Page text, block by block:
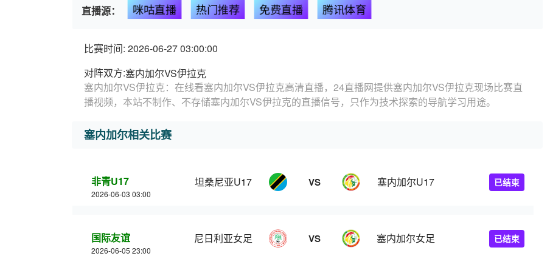
直播源： 咪咕直播 热门推荐 免费直播 腾讯体育
比赛时间: 2026-06-27 03:00:00
对阵双方:塞内加尔VS伊拉克
塞内加尔VS伊拉克：在线看塞内加尔VS伊拉克高清直播，24直播网提供塞内加尔VS伊拉克现场比赛直
播视频，本站不制作、不存储塞内加尔VS伊拉克的直播信号，只作为技术探索的导航学习用途。
塞内加尔相关比赛
非青U17
2026-06-03 03:00
坦桑尼亚U17 VS 塞内加尔U17 已结束
国际友谊
2026-06-05 23:00
尼日利亚女足 VS 塞内加尔女足 已结束